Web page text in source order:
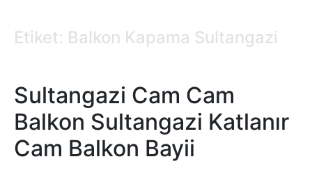
Etiket: Balkon Kapama Sultangazi
Sultangazi Cam Cam
Balkon Sultangazi Katlanır
Cam Balkon Bayii